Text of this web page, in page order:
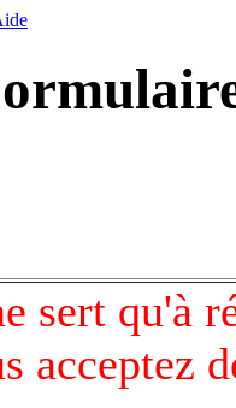
sert qu'à
acceptez